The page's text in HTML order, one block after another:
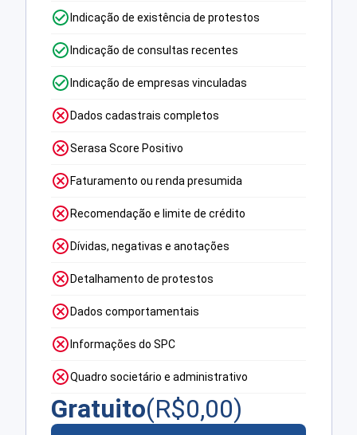
Indicação de existência de protestos
Indicação de consultas recentes
Indicação de empresas vinculadas
Dados cadastrais completos
Serasa Score Positivo
Faturamento ou renda presumida
Recomendação e limite de crédito
Dívidas, negativas e anotações
Detalhamento de protestos
Dados comportamentais
Informações do SPC
Quadro societário e administrativo
Gratuito(R$0,00)